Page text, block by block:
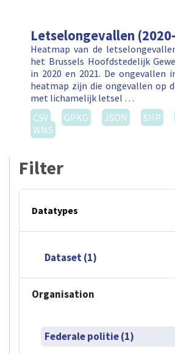
Letselongevallen
Heatmap van de
het Brussels Hoofdstedelijk
in 2020 en 2021. De ongevallen
heatmap zijn die ongevallen op
met lichamelijk letsel …
CSV
GPKG JSON SHP
WMS
Filter
Datatypes
Dataset (1)
Organisation
Federale politie (1)